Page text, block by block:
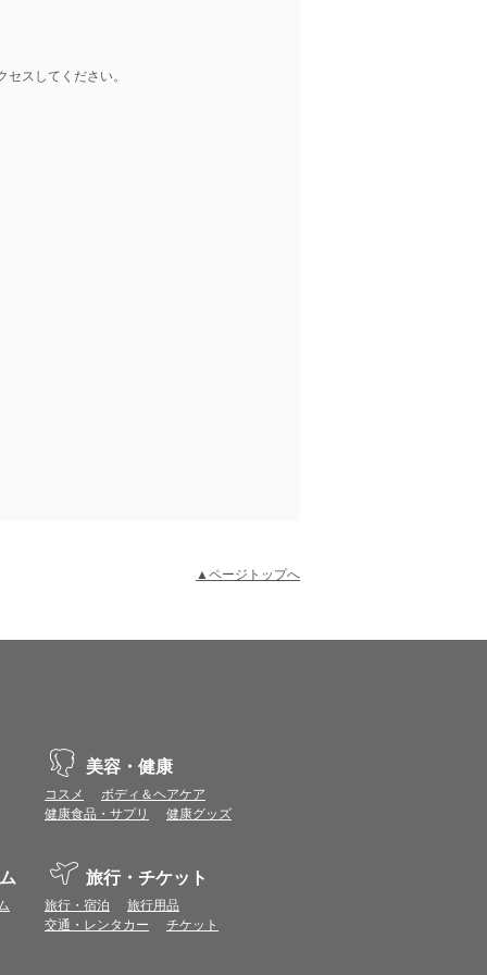
スしてください。
合や機能がご利用いただけない場合があり
が使用できる環境でご利用ください。
トまたは表示ポイント数をプレミアムポイ
。
があります。ポイント付与時期はショップご
▲ページトップへ
美容・健康
コスメ
ボディ＆ヘアケア
健康食品・サプリ
健康グッズ
旅行・チケット
旅行・宿泊
旅行用品
交通・レンタカー
チケット